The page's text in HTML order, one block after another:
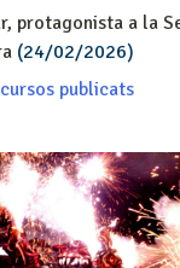
protagonista a la
(24/02/2026)
publicats